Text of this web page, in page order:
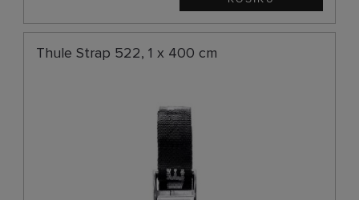
Thule Strap 522, 1 x 400 cm